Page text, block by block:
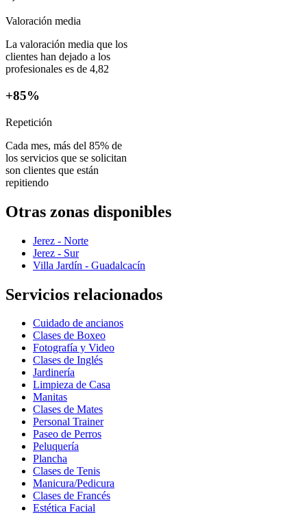
Valoración media
La valoración media que los
clientes han dejado a los
profesionales es de 4,82
+85%
Repetición
Cada mes, más del 85% de
los servicios que se solicitan
son clientes que están
repitiendo
Otras zonas disponibles
Jerez - Norte
Jerez - Sur
Villa Jardín - Guadalcacín
Servicios relacionados
Cuidado de ancianos
Clases de Boxeo
Fotografía y Video
Clases de Inglés
Jardinería
Limpieza de Casa
Manitas
Clases de Mates
Personal Trainer
Paseo de Perros
Peluquería
Plancha
Clases de Tenis
Manicura/Pedicura
Clases de Francés
Estética Facial